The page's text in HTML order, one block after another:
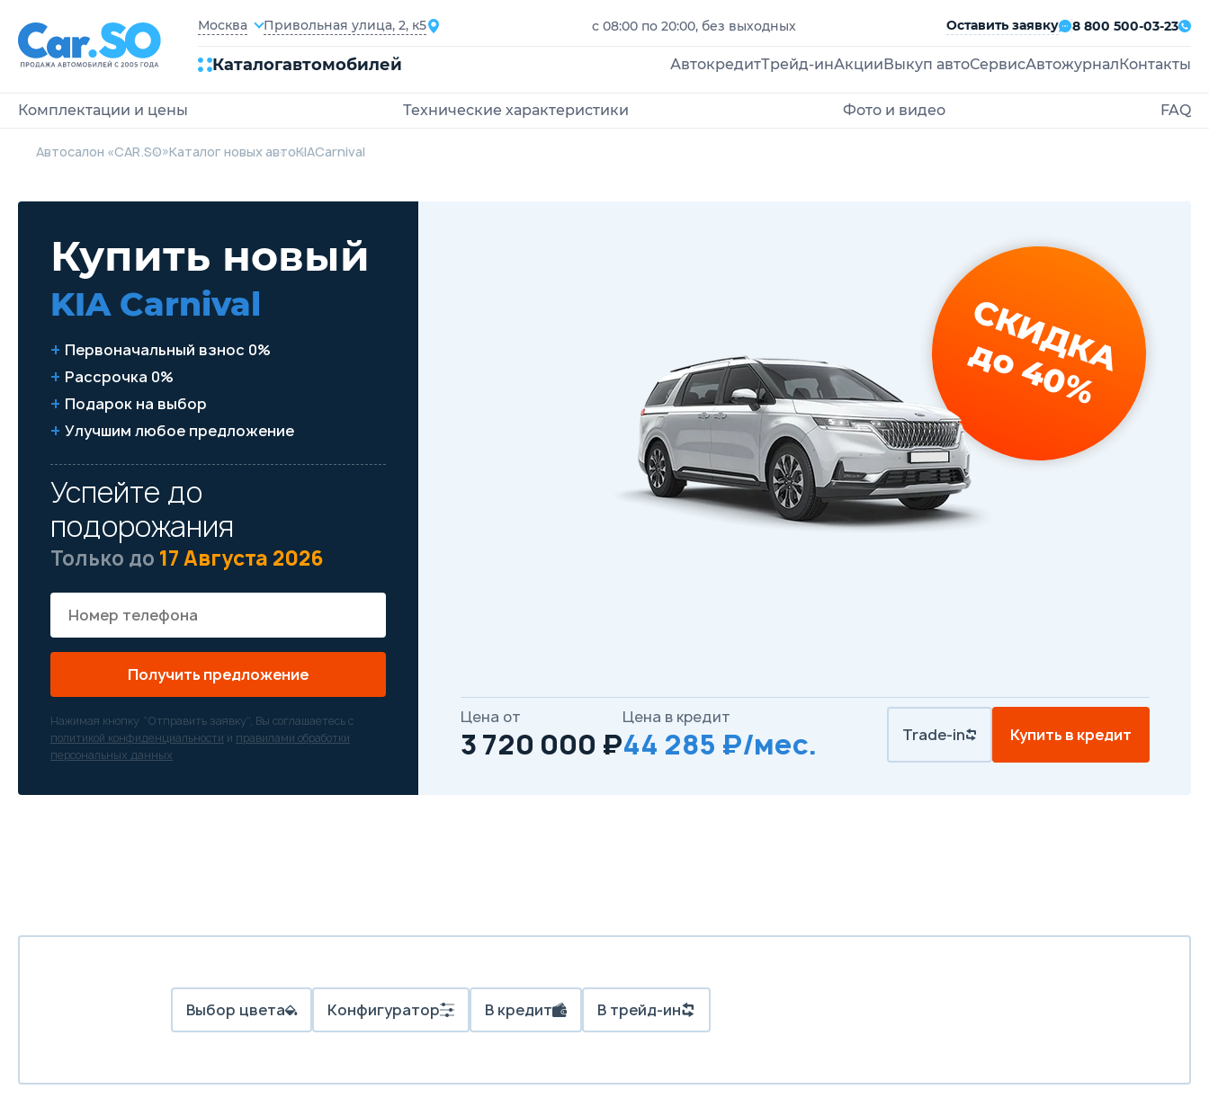
Москва Привольная улица, 2, к5 с 08:00 по 20:00, без выходных Оставить заявку 8 800 500-03-23
Каталогавтомобилей АвтокредитТрейд-инАкции Выкуп автоСервисАвтожурнал Контакты
Комплектации и цены Технические характеристики Фото и видео FAQ
Автосалон «CAR.SO»Каталог новых автоKIACarnival
Купить новый
KIA Carnival
Первоначальный взнос 0%
Рассрочка 0%
Подарок на выбор
Улучшим любое предложение
Успейте до
подорожания
Только до 17 Августа 2026
Получить предложение
Нажимая кнопку “Отправить заявку”, Вы соглашаетесь с
политикой конфиденциальности и правилами обработки
персональных данных
СКИДКА
до 40%
Цена от
3 720 000 ₽
Цена в кредит
44 285 ₽/мес. Trade-in Купить в кредит
Выбор цвета Конфигуратор В кредит В трейд-ин